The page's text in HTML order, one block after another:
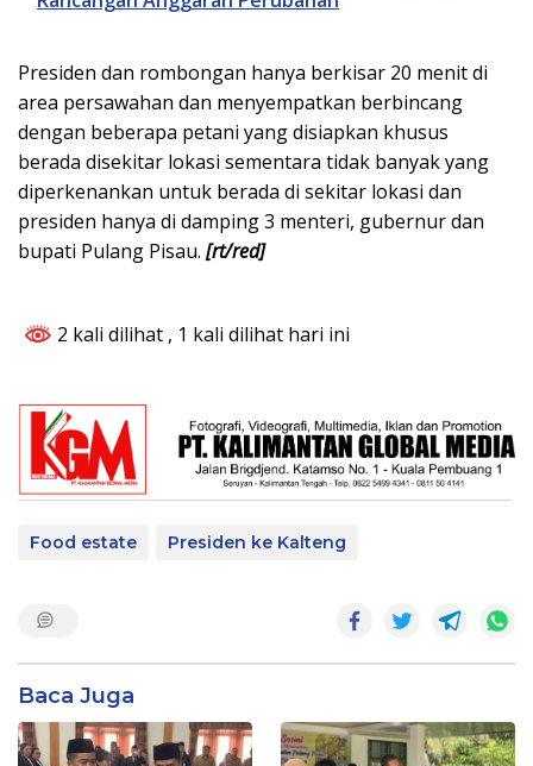
Presiden dan rombongan hanya berkisar 20 menit di
area persawahan dan menyempatkan berbincang
dengan beberapa petani yang disiapkan khusus
berada disekitar lokasi sementara tidak banyak yang
diperkenankan untuk berada di sekitar lokasi dan
presiden hanya di damping 3 menteri, gubernur dan
bupati Pulang Pisau. [rt/red]
2 kali dilihat , 1 kali dilihat hari ini
Food estate Presiden ke Kalteng
Baca Juga